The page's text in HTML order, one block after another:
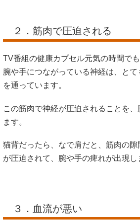
２．筋肉で圧迫される
TV番組の健康カプセル元気の時間で
腕や手につながっている神経は、と
を通っています。
この筋肉で神経が圧迫されることを
ます。
猫背だったら、なで肩だと、筋肉の
が圧迫されて、腕や手の痺れが出現し
３．血流が悪い